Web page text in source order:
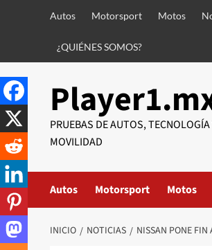
Autos Motorsport Motos
¿QUIÉNES SOMOS?
PRUEBAS DE AUTOS,
MOVILIDAD
Autos Motorsport Motos
INICIO NOTICIAS NISSAN PONE FIN